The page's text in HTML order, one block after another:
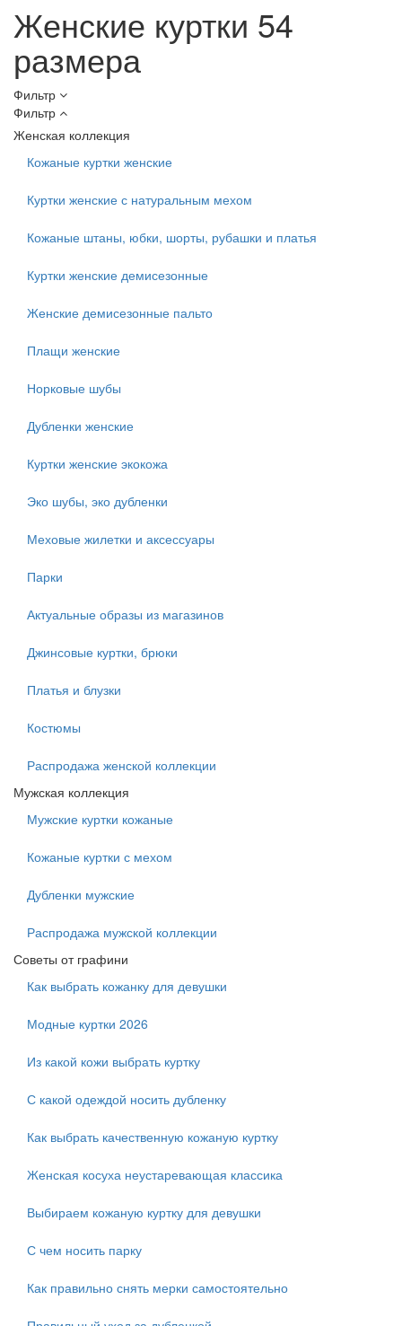
Женские куртки 54
размера
Фильтр
Фильтр
Женская коллекция
Кожаные куртки женские
Куртки женские с натуральным мехом
Кожаные штаны, юбки, шорты, рубашки и платья
Куртки женские демисезонные
Женские демисезонные пальто
Плащи женские
Норковые шубы
Дубленки женские
Куртки женские экокожа
Эко шубы, эко дубленки
Меховые жилетки и аксессуары
Парки
Актуальные образы из магазинов
Джинсовые куртки, брюки
Платья и блузки
Костюмы
Распродажа женской коллекции
Мужская коллекция
Мужские куртки кожаные
Кожаные куртки с мехом
Дубленки мужские
Распродажа мужской коллекции
Советы от графини
Как выбрать кожанку для девушки
Модные куртки 2026
Из какой кожи выбрать куртку
С какой одеждой носить дубленку
Как выбрать качественную кожаную куртку
Женская косуха неустаревающая классика
Выбираем кожаную куртку для девушки
С чем носить парку
Как правильно снять мерки самостоятельно